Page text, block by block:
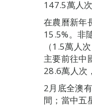
147.5萬人
在農曆新年
15.5%。非
（1.5萬人
主要前往中
28.6萬人次
2月底全澳
間；當中五